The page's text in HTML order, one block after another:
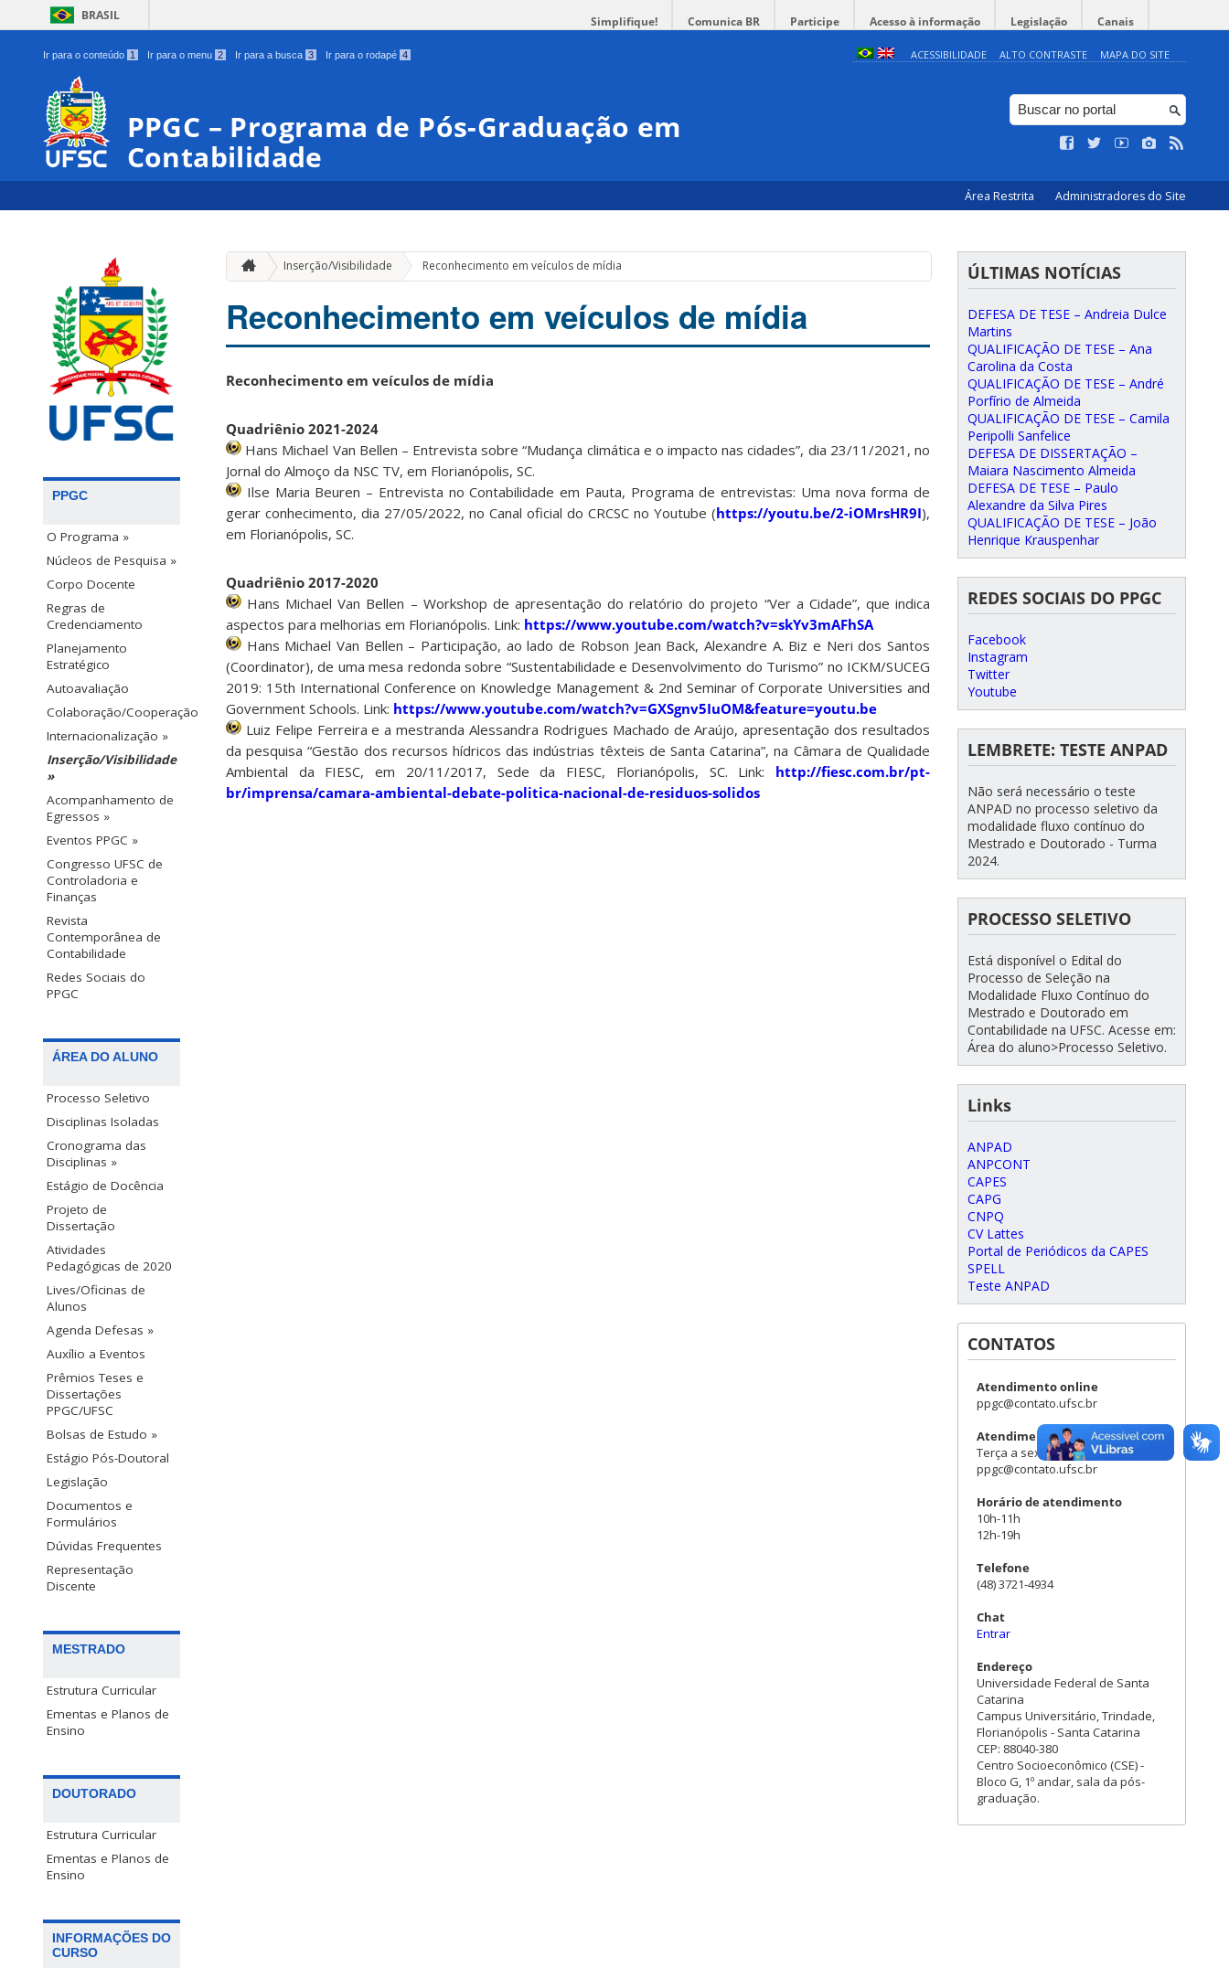
BRASIL Simplifique! Comunica BR Participe Acesso à informação Legislação Canais
Ir para o conteúdo 1 Ir para o menu 2 Ir para a busca 3 Ir para o rodapé 4 ACESSIBILIDADE ALTO CONTRASTE MAPA DO SITE
PPGC – Programa de Pós-Graduação em
Contabilidade
Área Restrita Administradores do Site
PPGC
O Programa »
Núcleos de Pesquisa »
Corpo Docente
Regras de
Credenciamento
Planejamento
Estratégico
Autoavaliação
Colaboração/Cooperação
Internacionalização »
Inserção/Visibilidade
»
Acompanhamento de
Egressos »
Eventos PPGC »
Congresso UFSC de
Controladoria e
Finanças
Revista
Contemporânea de
Contabilidade
Redes Sociais do
PPGC
ÁREA DO ALUNO
Processo Seletivo
Disciplinas Isoladas
Cronograma das
Disciplinas »
Estágio de Docência
Projeto de
Dissertação
Atividades
Pedagógicas de 2020
Lives/Oficinas de
Alunos
Agenda Defesas »
Auxílio a Eventos
Prêmios Teses e
Dissertações
PPGC/UFSC
Bolsas de Estudo »
Estágio Pós-Doutoral
Legislação
Documentos e
Formulários
Dúvidas Frequentes
Representação
Discente
MESTRADO
Estrutura Curricular
Ementas e Planos de
Ensino
DOUTORADO
Estrutura Curricular
Ementas e Planos de
Ensino
INFORMAÇÕES DO
CURSO
Inserção/Visibilidade Reconhecimento em veículos de mídia
Reconhecimento em veículos de mídia
Reconhecimento em veículos de mídia
Quadriênio 2021-2024
Hans Michael Van Bellen – Entrevista sobre “Mudança climática e o impacto nas cidades”, dia 23/11/2021, no
Jornal do Almoço da NSC TV, em Florianópolis, SC.
Ilse Maria Beuren – Entrevista no Contabilidade em Pauta, Programa de entrevistas: Uma nova forma de
gerar conhecimento, dia 27/05/2022, no Canal oficial do CRCSC no Youtube (https://youtu.be/2-iOMrsHR9I),
em Florianópolis, SC.
Quadriênio 2017-2020
Hans Michael Van Bellen – Workshop de apresentação do relatório do projeto “Ver a Cidade”, que indica
aspectos para melhorias em Florianópolis. Link: https://www.youtube.com/watch?v=skYv3mAFhSA
Hans Michael Van Bellen – Participação, ao lado de Robson Jean Back, Alexandre A. Biz e Neri dos Santos
(Coordinator), de uma mesa redonda sobre “Sustentabilidade e Desenvolvimento do Turismo” no ICKM/SUCEG
2019: 15th International Conference on Knowledge Management & 2nd Seminar of Corporate Universities and
Government Schools. Link: https://www.youtube.com/watch?v=GXSgnv5IuOM&feature=youtu.be
Luiz Felipe Ferreira e a mestranda Alessandra Rodrigues Machado de Araújo, apresentação dos resultados
da pesquisa “Gestão dos recursos hídricos das indústrias têxteis de Santa Catarina”, na Câmara de Qualidade
Ambiental da FIESC, em 20/11/2017, Sede da FIESC, Florianópolis, SC. Link: http://fiesc.com.br/pt-
br/imprensa/camara-ambiental-debate-politica-nacional-de-residuos-solidos
ÚLTIMAS NOTÍCIAS
DEFESA DE TESE – Andreia Dulce
Martins
QUALIFICAÇÃO DE TESE – Ana
Carolina da Costa
QUALIFICAÇÃO DE TESE – André
Porfírio de Almeida
QUALIFICAÇÃO DE TESE – Camila
Peripolli Sanfelice
DEFESA DE DISSERTAÇÃO –
Maiara Nascimento Almeida
DEFESA DE TESE – Paulo
Alexandre da Silva Pires
QUALIFICAÇÃO DE TESE – João
Henrique Krauspenhar
REDES SOCIAIS DO PPGC
Facebook
Instagram
Twitter
Youtube
LEMBRETE: TESTE ANPAD
Não será necessário o teste
ANPAD no processo seletivo da
modalidade fluxo contínuo do
Mestrado e Doutorado - Turma
2024.
PROCESSO SELETIVO
Está disponível o Edital do
Processo de Seleção na
Modalidade Fluxo Contínuo do
Mestrado e Doutorado em
Contabilidade na UFSC. Acesse em:
Área do aluno>Processo Seletivo.
Links
ANPAD
ANPCONT
CAPES
CAPG
CNPQ
CV Lattes
Portal de Periódicos da CAPES
SPELL
Teste ANPAD
CONTATOS
Atendimento online
ppgc@contato.ufsc.br
Atendimento presencial
Terça a sexta (sob agendamento)
ppgc@contato.ufsc.br
Horário de atendimento
10h-11h
12h-19h
Telefone
(48) 3721-4934
Chat
Entrar
Endereço
Universidade Federal de Santa
Catarina
Campus Universitário, Trindade,
Florianópolis - Santa Catarina
CEP: 88040-380
Centro Socioeconômico (CSE) -
Bloco G, 1º andar, sala da pós-
graduação.